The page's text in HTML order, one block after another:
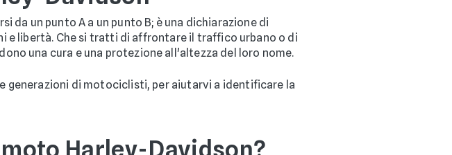
da un punto A a un punto B; è una dichiarazione di
e libertà. Che si tratti di affrontare il traffico urbano o di
una cura e una protezione all'altezza del loro nome.
generazioni di motociclisti, per aiutarvi a identificare la
Harley-Davidson?